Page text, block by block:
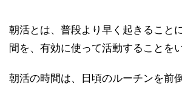
朝活とは、普段より早く起きること
間を、有効に使って活動することを
朝活の時間は、日頃のルーチンを前